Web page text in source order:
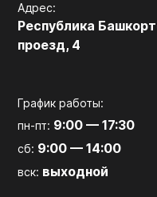
Адрес:
Республика
проезд, 4
График работы:
пн-пт: 9:00 — 17:30
сб: 9:00 — 14:00
вск: выходной